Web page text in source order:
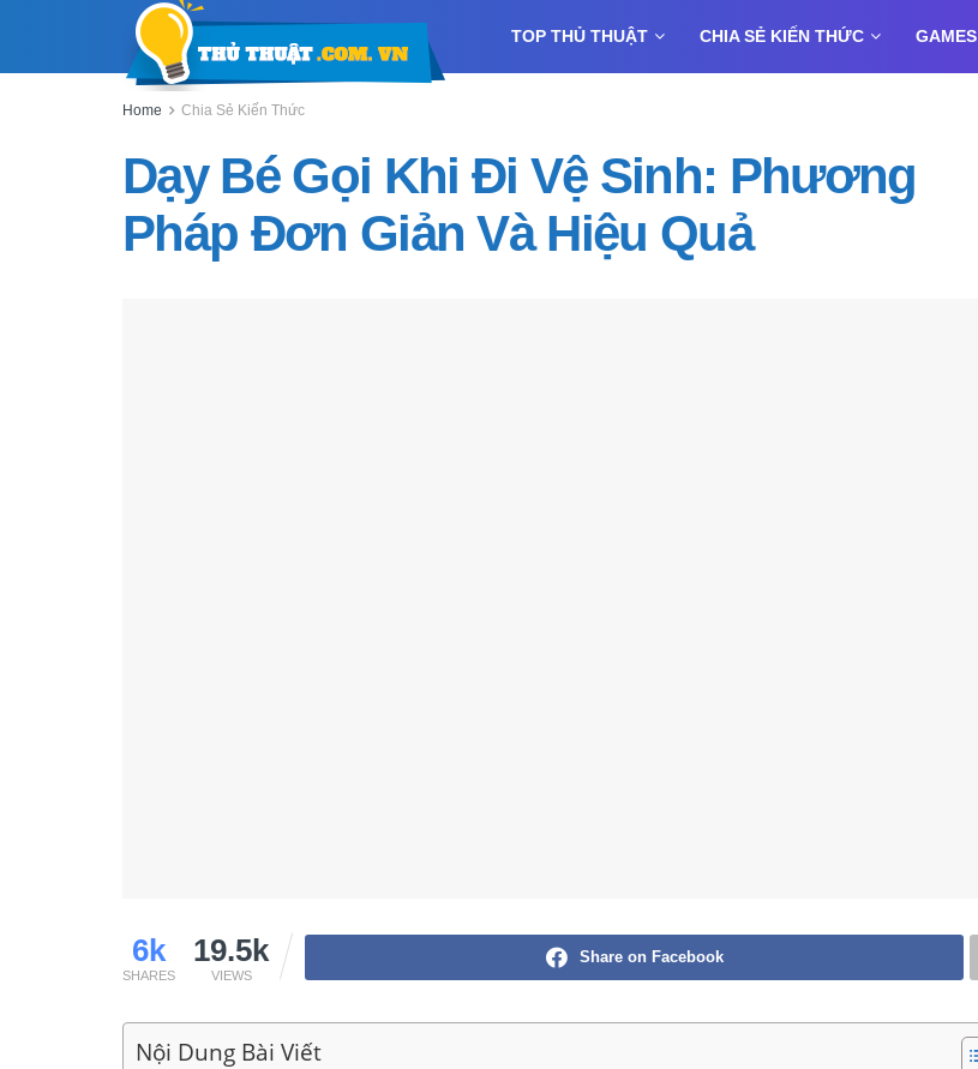
TOP THỦ THUẬT CHIA SẺ KIẾN THỨC GAMES
Home Chia Sẻ Kiến Thức
Dạy Bé Gọi Khi Đi Vệ Sinh: Phương
Pháp Đơn Giản Và Hiệu Quả
6k
SHARES
19.5k
VIEWS
Share on Facebook
Nội Dung Bài Viết